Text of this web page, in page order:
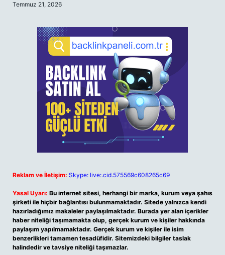
Temmuz 21, 2026
Reklam ve İletişim: Skype: live:.cid.575569c608265c69
Yasal Uyarı: Bu internet sitesi, herhangi bir marka, kurum veya şahıs
şirketi ile hiçbir bağlantısı bulunmamaktadır. Sitede yalnızca kendi
hazırladığımız makaleler paylaşılmaktadır. Burada yer alan içerikler
haber niteliği taşımamakta olup, gerçek kurum ve kişiler hakkında
paylaşım yapılmamaktadır. Gerçek kurum ve kişiler ile isim
benzerlikleri tamamen tesadüfidir. Sitemizdeki bilgiler taslak
halindedir ve tavsiye niteliği taşımazlar.